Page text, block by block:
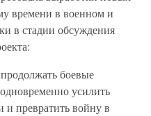
времени в военном и
в стадии обсуждения
боевые
усилить
превратить войну в